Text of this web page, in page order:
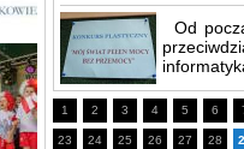
Od
1 2 3 4 5 6
23 24 25 26 27 28